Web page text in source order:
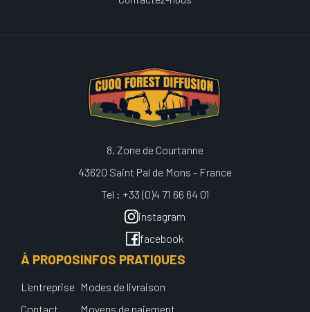
8, Zone de Courtanne
43620 Saint Pal de Mons - France
Tel : +33 (0)4 71 66 64 01
instagram
facebook
À PROPOS
L'entreprise
Contact
INFOS PRATIQUES
Modes de livraison
Moyens de paiement